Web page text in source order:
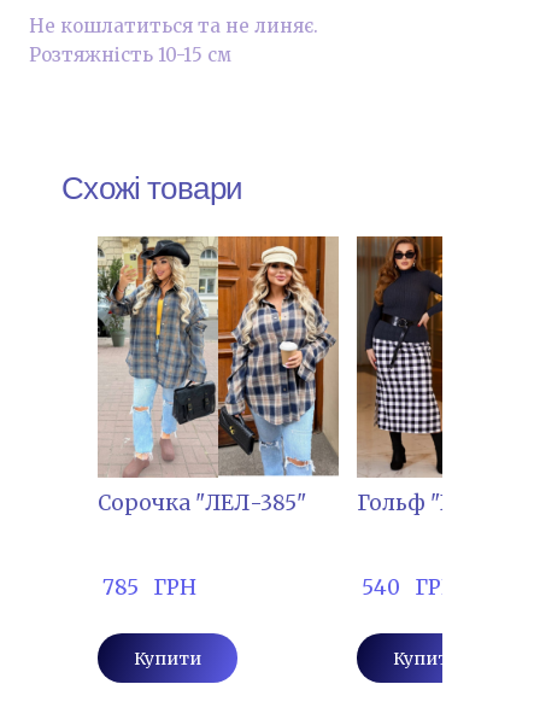
Не кошлатиться та не линяє.
Розтяжність 10-15 см
Схожі товари
Сорочка "ЛЕЛ-385"
785   ГРН
Купити
Гольф "БОНА-
540   ГРН
Купити